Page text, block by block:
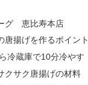
グ 恵比寿本店
唐揚げを作るポイント
冷蔵庫で10分冷やす
クサク唐揚げの材料